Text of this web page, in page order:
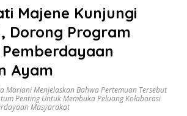
Majene Kunjungi
Dorong Program
Ayam
Mariani Menjelaskan Bahwa Pertemuan Tersebut
Penting Untuk Membuka Peluang Kolaborasi
Masyarakat